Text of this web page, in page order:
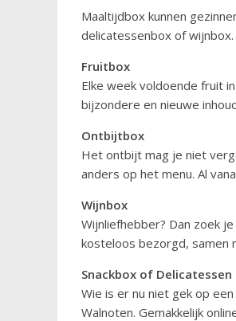
Maaltijdbox kunnen
delicatessenbox of
Fruitbox
Elke week voldoende fruit
bijzondere en nieuwe
Ontbijtbox
Het ontbijt mag je niet
anders op het menu. Al
Wijnbox
Wijnliefhebber? Dan zoek
kosteloos bezorgd, samen
Snackbox of Delicatessen
Wie is er nu niet gek op
Walnoten. Gemakkelijk